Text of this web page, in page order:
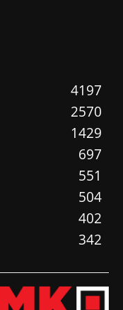
4197
2570
1429
697
551
504
402
342